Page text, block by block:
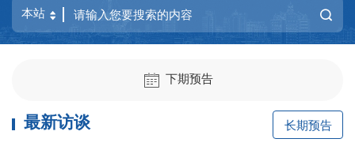
最新访谈
下期预告
长期预告